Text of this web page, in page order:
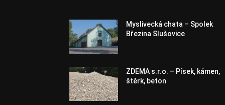
Myslivecká chata – Spolek
Březina Slušovice
ZDEMA s.r.o. – Písek, kámen,
štěrk, beton